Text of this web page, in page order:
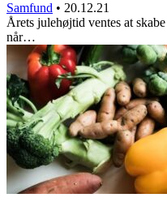
Samfund • 20.12.21
Årets julehøjtid ventes at
når…